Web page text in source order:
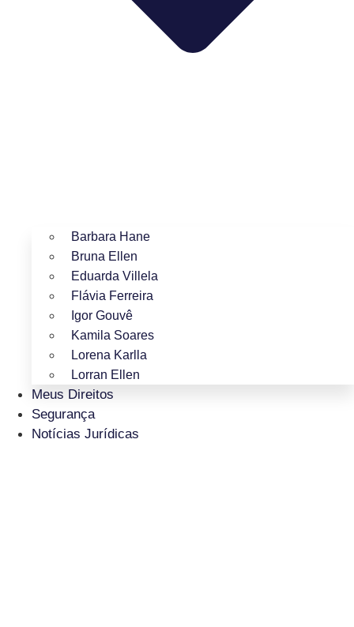
Barbara Hane
Bruna Ellen
Eduarda Villela
Flávia Ferreira
Igor Gouvê
Kamila Soares
Lorena Karlla
Lorran Ellen
Meus Direitos
Segurança
Notícias Jurídicas